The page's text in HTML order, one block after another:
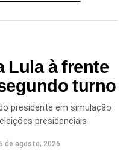
a medida afeta recursos
pessoal e despesas do
da decisão e a
o caso continua em
capítulo à disputa judicial
Nero, que envolve a
competentes
Lula à frente
turno
presidente em simulação
presidenciais
5 de agosto, 2026